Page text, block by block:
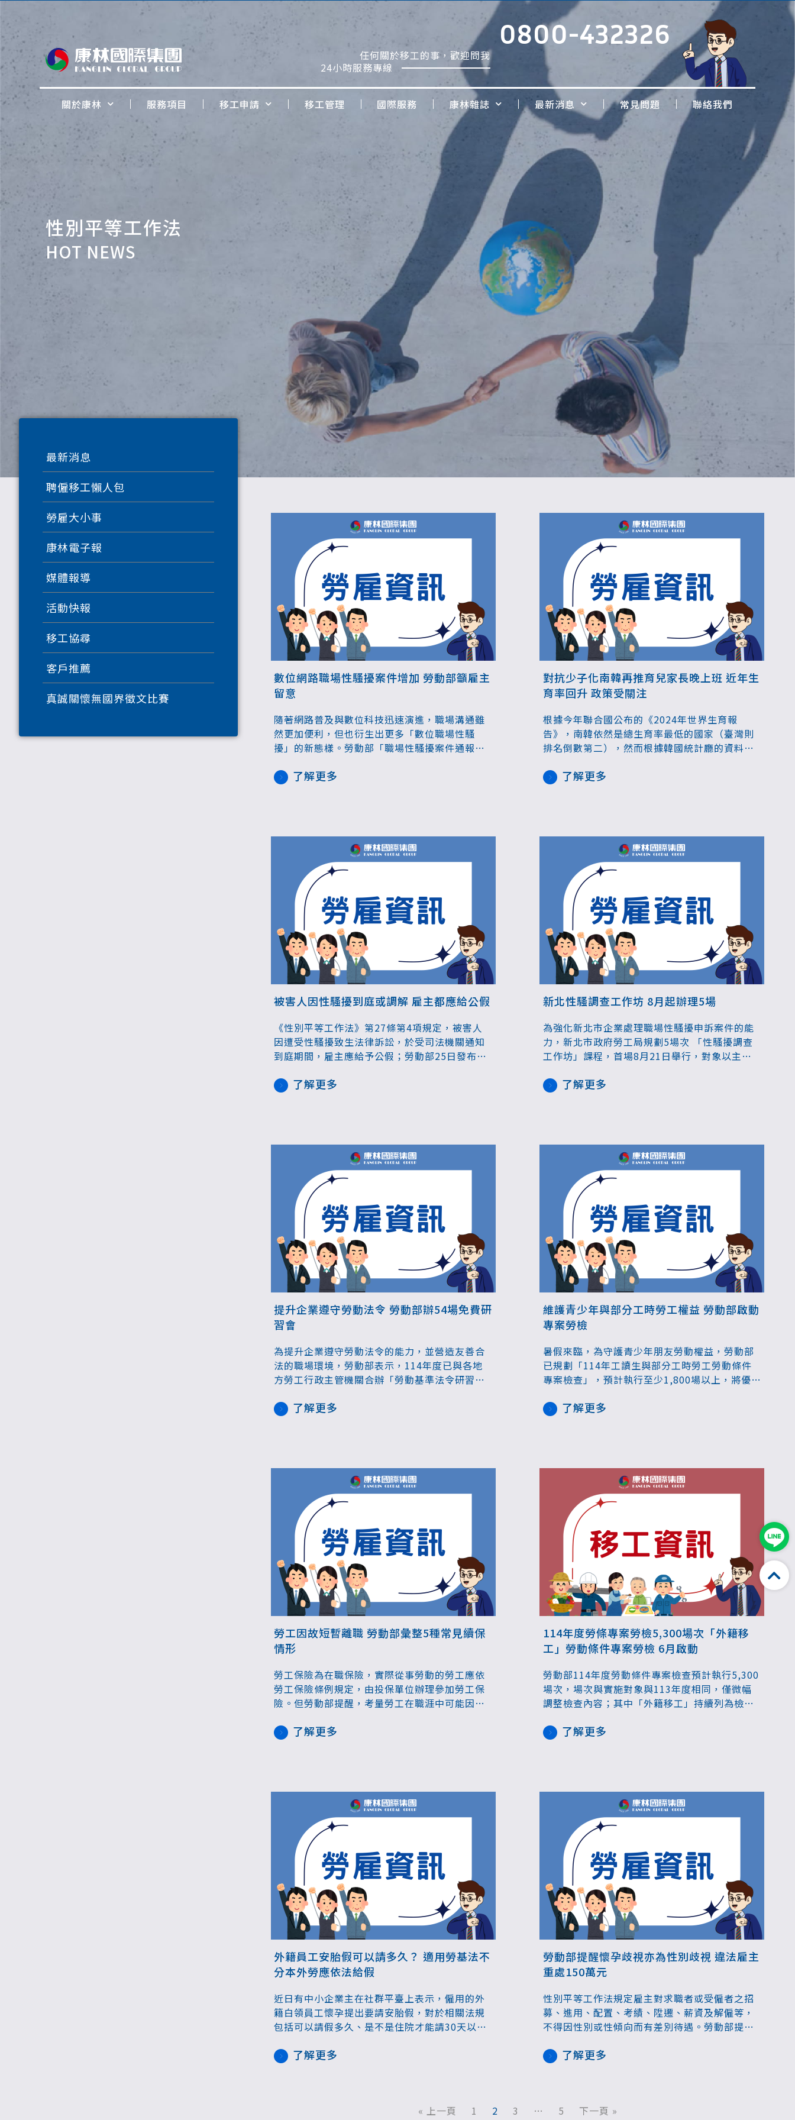
任何關於移工的事，歡迎問我
24小時服務專線
0800-432326
關於康林 服務項目 移工申請 移工管理 國際服務 康林雜誌 最新消息 常見問題 聯絡我們
性別平等工作法
HOT NEWS
最新消息
聘僱移工懶人包
勞雇大小事
康林電子報
媒體報導
活動快報
移工協尋
客戶推薦
真誠關懷無國界徵文比賽
數位網路職場性騷擾案件增加 勞動部籲雇主
留意
隨著網路普及與數位科技迅速演進，職場溝通雖
然更加便利，但也衍生出更多「數位職場性騷
擾」的新態樣。勞動部「職場性騷擾案件通報系
涉及數位或網路性騷擾的案件明顯增加，上半年
了解更多
對抗少子化南韓再推育兒家長晚上班 近年生
育率回升 政策受關注
根據今年聯合國公布的《2024年世界生育報
告》，南韓依然是總生育率最低的國家（臺灣則
排名倒數第二），然而根據韓國統計廳的資料，
兒人數也持續成長，因而該國人口政策近來頗受
了解更多
被害人因性騷擾到庭或調解 雇主都應給公假
《性別平等工作法》第27條第4項規定，被害人
因遭受性騷擾致生法律訴訟，於受司法機關通知
到庭期間，雇主應給予公假；勞動部25日發布解
法、民事訴訟法及刑事訴訟法規範所進行、移付
了解更多
新北性騷調查工作坊 8月起辦理5場
為強化新北市企業處理職場性騷擾申訴案件的能
力，新北市政府勞工局規劃5場次 「性騷擾調查
工作坊」課程，首場8月21日舉行，對象以主管
享，協助企業掌握性騷擾事件處理原則，開放企
了解更多
提升企業遵守勞動法令 勞動部辦54場免費研
習會
為提升企業遵守勞動法令的能力，並營造友善合
法的職場環境，勞動部表示，114年度已與各地
方勞工行政主管機關合辦「勞動基準法令研習
場，該研習會免費參加，活動已陸續展開，歡迎
了解更多
維護青少年與部分工時勞工權益 勞動部啟動
專案勞檢
暑假來臨，為守護青少年朋友勞動權益，勞動部
已規劃「114年工讀生與部分工時勞工勞動條件
專案檢查」，預計執行至少1,800場以上，將優先
校暨校區周邊經常僱用學生族群之事業單位、大
了解更多
勞工因故短暫離職 勞動部彙整5種常見續保
情形
勞工保險為在職保險，實際從事勞動的勞工應依
勞工保險條例規定，由投保單位辦理參加勞工保
險。但勞動部提醒，考量勞工在職涯中可能因服
保險條例》設有「繼續加保」的制度，讓勞工在
了解更多
114年度勞條專案勞檢5,300場次「外籍移
工」勞動條件專案勞檢 6月啟動
勞動部114年度勞動條件專案檢查預計執行5,300
場次，場次與實施對象與113年度相同，僅微幅
調整檢查內容；其中「外籍移工」持續列為檢查
製造業進行勞檢，這次將「外展農業」單位如合
了解更多
外籍員工安胎假可以請多久？ 適用勞基法不
分本外勞應依法給假
近日有中小企業主在社群平臺上表示，僱用的外
籍白領員工懷孕提出要請安胎假，對於相關法規
包括可以請假多久、是不是住院才能請30天以上
基法則無論本國籍或外國籍勞工都應依法給薪給
了解更多
勞動部提醒懷孕歧視亦為性別歧視 違法雇主
重處150萬元
性別平等工作法規定雇主對求職者或受僱者之招
募、進用、配置、考績、陞遷、薪資及解僱等，
不得因性別或性傾向而有差別待遇。勞動部提
懷孕歧視，將會開罰30萬元到150萬元，且會公
了解更多
« 上一頁 1 2 3 … 5 下一頁 »